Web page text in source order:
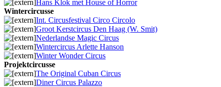
Hans Klok met House of Horror
Wintercircusse
Int. Circusfestival Circo Circolo
Groot Kerstcircus Den Haag (W. Smit)
Nederlandse Magic Circus
Wintercircus Arlette Hanson
Winter Wonder Circus
Projektcircusse
The Original Cuban Circus
Diner Circus Palazzo